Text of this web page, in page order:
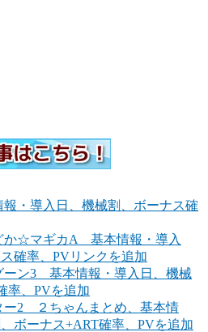
・導入日、機械割、ボーナス確
か☆マギカA 基本情報・導入
確率、PVリンクを追加
ン3 基本情報・導入日、機械
率、PVを追加
2 ２ちゃんまとめ、基本情
ボーナス+ART確率、PVを追加